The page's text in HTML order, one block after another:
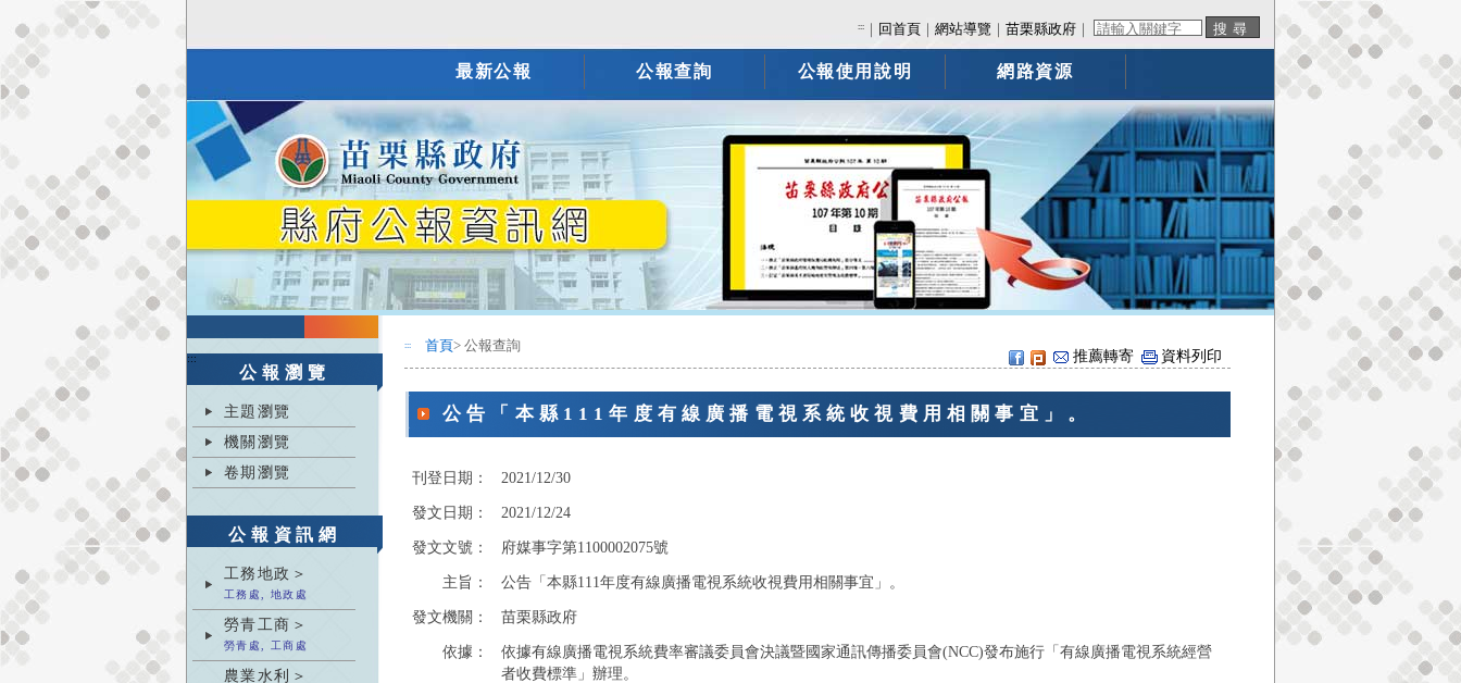
::: 回首頁 ｜網站導覽 ｜苗栗縣政府
最新公報 公報查詢 公報使用說明 網路資源
:::
公報瀏覽
主題瀏覽
機關瀏覽
卷期瀏覽
公報資訊網
工務地政＞
工務處, 地政處
勞青工商＞
勞青處, 工商處
農業水利＞
::: 首頁> 公報查詢
推薦轉寄 資料列印
公告「本縣111年度有線廣播電視系統收視費用相關事宜」。
刊登日期：
2021/12/30
發文日期：
2021/12/24
發文文號：
府媒事字第1100002075號
主旨：
公告「本縣111年度有線廣播電視系統收視費用相關事宜」。
發文機關：
苗栗縣政府
依據：
依據有線廣播電視系統費率審議委員會決議暨國家通訊傳播委員會(NCC)發布施行「有線廣播電視系統經營
者收費標準」辦理。